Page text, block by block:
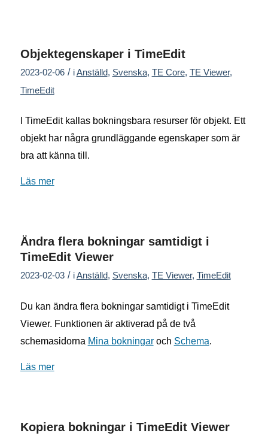
Objektegenskaper i TimeEdit
2023-02-06 / iAnställd, Svenska, TE Core, TE Viewer,
TimeEdit
I TimeEdit kallas bokningsbara resurser för objekt. Ett
objekt har några grundläggande egenskaper som är
bra att känna till.
Läs mer
Ändra flera bokningar samtidigt i
TimeEdit Viewer
2023-02-03 / iAnställd, Svenska, TE Viewer, TimeEdit
Du kan ändra flera bokningar samtidigt i TimeEdit
Viewer. Funktionen är aktiverad på de två
schemasidorna Mina bokningaroch Schema.
Läs mer
Kopiera bokningar i TimeEdit Viewer